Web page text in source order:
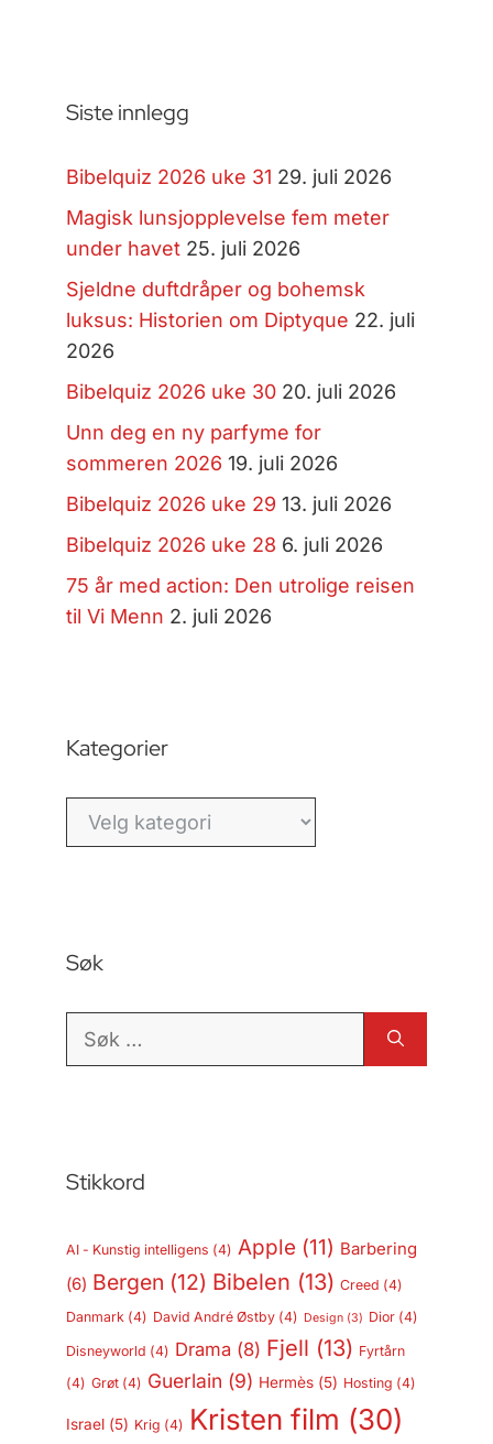
Siste innlegg
Bibelquiz 2026 uke 31 29. juli 2026
Magisk lunsjopplevelse fem meter
under havet 25. juli 2026
Sjeldne duftdråper og bohemsk
luksus: Historien om Diptyque 22. juli
2026
Bibelquiz 2026 uke 30 20. juli 2026
Unn deg en ny parfyme for
sommeren 2026 19. juli 2026
Bibelquiz 2026 uke 29 13. juli 2026
Bibelquiz 2026 uke 28 6. juli 2026
75 år med action: Den utrolige reisen
til Vi Menn 2. juli 2026
Kategorier
Kategorier
Søk
Søk
Stikkord
AI - Kunstig intelligens (4) Apple (11) Barbering
(6) Bergen (12) Bibelen (13) Creed (4)
Danmark(4) David André Østby(4) Design(3) Dior(4)
Disneyworld (4) Drama (8) Fjell (13) Fyrtårn
(4) Grøt(4) Guerlain (9) Hermès(5) Hosting (4)
Israel(5) Krig (4) Kristen film (30)